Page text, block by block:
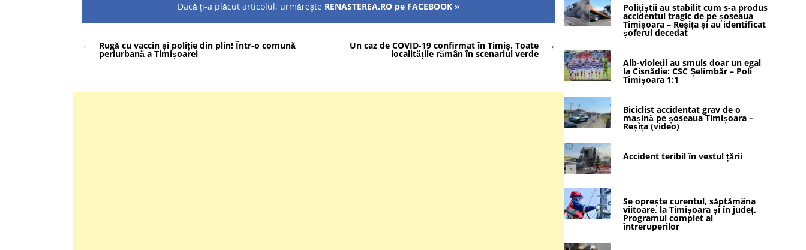
Dacă ţi-a plăcut articolul, urmăreşte RENASTEREA.RO pe FACEBOOK »
Navigare
în
articole
Rugă cu vaccin și poliție din plin! Într-o comună
periurbană a Timișoarei
Un caz de COVID-19 confirmat în Timiș. Toate
localitățile rămân în scenariul verde
Polițiștii au stabilit cum s-a produs
accidentul tragic de pe șoseaua
Timișoara – Reșița și au identificat
șoferul decedat
Alb-violeții au smuls doar un egal
la Cisnădie: CSC Șelimbăr – Poli
Timișoara 1:1
Biciclist accidentat grav de o
mașină pe șoseaua Timișoara –
Reșița (video)
Accident teribil în vestul țării
Se oprește curentul, săptămâna
viitoare, la Timișoara și în județ.
Programul complet al
întreruperilor